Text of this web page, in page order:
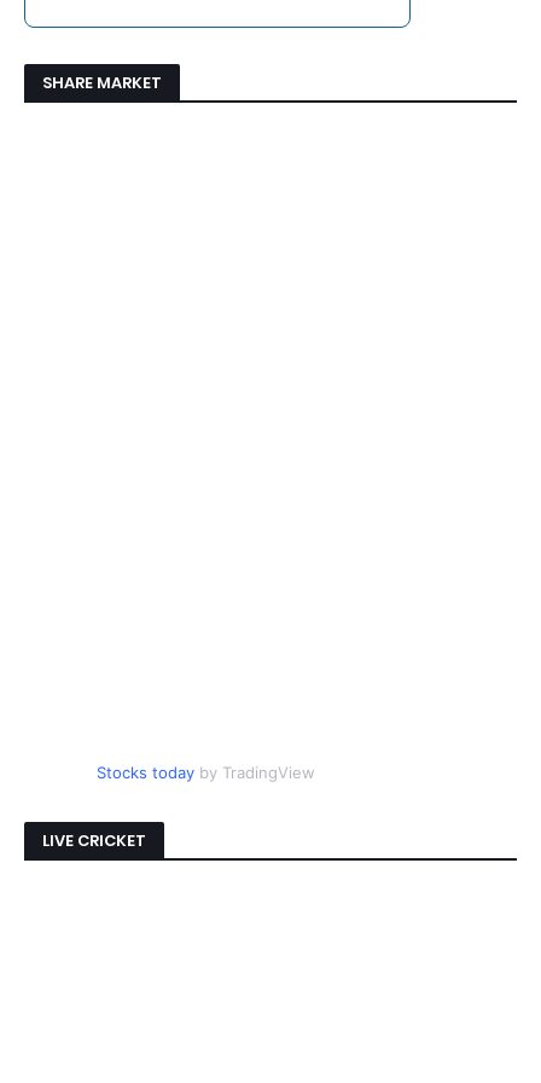
SHARE MARKET
Stocks todayby TradingView
LIVE CRICKET